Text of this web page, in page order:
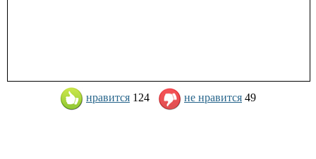
нравится 124 не нравится 49